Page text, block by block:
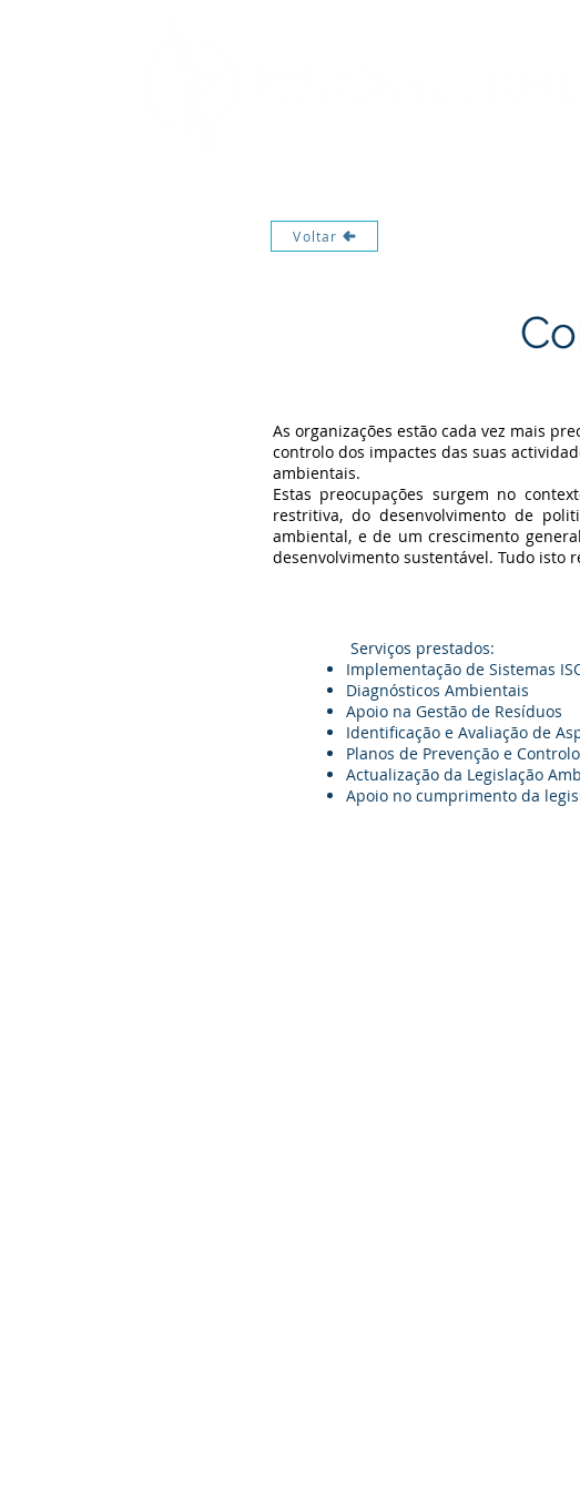
Voltar
As organizações estão cada vez mais
controlo dos impactes das suas
ambientais.
Estas preocupações surgem no
restritiva, do desenvolvimento de
ambiental, e de um crescimento
desenvolvimento sustentável. Tudo isto
Serviços prestados:
Implementação de Sistemas
Diagnósticos Ambientais
Apoio na Gestão de Resíduos
Identificação e Avaliação de
Planos de Prevenção e
Actualização da Legislação
Apoio no cumprimento da